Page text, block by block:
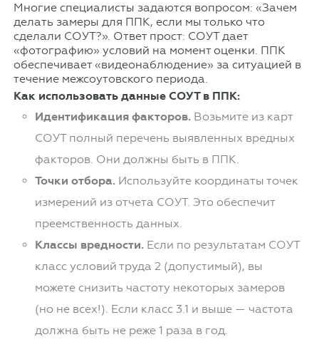
Многие специалисты задаются вопросом: «Зачем
делать замеры для ППК, если мы только что
сделали СОУТ?». Ответ прост: СОУТ дает
«фотографию» условий на момент оценки. ППК
обеспечивает «видеонаблюдение» за ситуацией в
течение межсоутовского периода.
Как использовать данные СОУТ в ППК:
Идентификация факторов.Возьмите из карт
СОУТ полный перечень выявленных вредных
факторов. Они должны быть в ППК.
Точки отбора.Используйте координаты точек
измерений из отчета СОУТ. Это обеспечит
преемственность данных.
Классы вредности.Если по результатам СОУТ
класс условий труда 2 (допустимый), вы
можете снизить частоту некоторых замеров
(но не всех!). Если класс 3.1 и выше — частота
должна быть не реже 1 раза в год.